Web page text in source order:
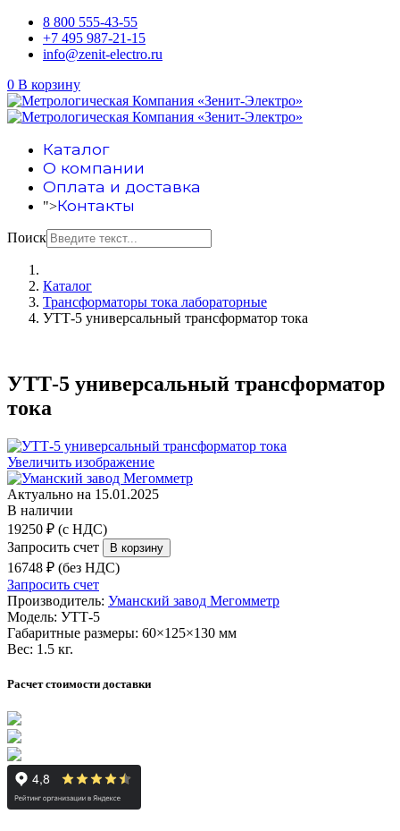
8 800 555-43-55
+7 495 987-21-15
info@zenit-electro.ru
0 В корзину
Каталог
О компании
Оплата и доставка
">Контакты
Поиск
Каталог
Трансформаторы тока лабораторные
УТТ-5 универсальный трансформатор тока
УТТ-5 универсальный трансформатор
тока
Увеличить изображение
Актуально на 15.01.2025
В наличии
19250 ₽ (с НДС)
Запросить счет
16748 ₽ (без НДС)
Запросить счет
Производитель: Уманский завод Мегомметр
Модель: УТТ-5
Габаритные размеры: 60×125×130 мм
Вес: 1.5 кг.
Расчет стоимости доставки